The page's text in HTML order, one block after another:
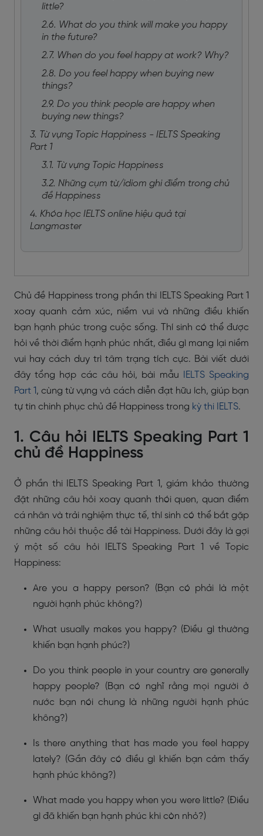
little?
2.6. What do you think will make you happy
in the future?
2.7. When do you feel happy at work? Why?
2.8. Do you feel happy when buying new
things?
2.9. Do you think people are happy when
buying new things?
3. Từ vựng Topic Happiness - IELTS Speaking
Part 1
3.1. Từ vựng Topic Happiness
3.2. Những cụm từ/idiom ghi điểm trong chủ
đề Happiness
4. Khóa học IELTS online hiệu quả tại
Langmaster
Chủ đề Happiness trong phần thi IELTS Speaking Part 1
xoay quanh cảm xúc, niềm vui và những điều khiến
bạn hạnh phúc trong cuộc sống. Thí sinh có thể được
hỏi về thời điểm hạnh phúc nhất, điều gì mang lại niềm
vui hay cách duy trì tâm trạng tích cực. Bài viết dưới
đây tổng hợp các câu hỏi, bài mẫu
IELTS Speaking
Part 1, cùng từ vựng và cách diễn đạt hữu ích, giúp bạn
tự tin chinh phục chủ đề Happiness trong kỳ thi IELTS.
1. Câu hỏi IELTS Speaking Part 1
chủ đề Happiness
Ở phần thi IELTS Speaking Part 1, giám khảo thường
đặt những câu hỏi xoay quanh thói quen, quan điểm
cá nhân và trải nghiệm thực tế, thí sinh có thể bắt gặp
những câu hỏi thuộc đề tài Happiness. Dưới đây là gợi
ý một số câu hỏi IELTS Speaking Part 1 về Topic
Happiness:
Are you a happy person? (Bạn có phải là một
người hạnh phúc không?)
What usually makes you happy? (Điều gì thường
khiến bạn hạnh phúc?)
Do you think people in your country are generally
happy people? (Bạn có nghĩ rằng mọi người ở
nước bạn nói chung là những người hạnh phúc
không?)
Is there anything that has made you feel happy
lately? (Gần đây có điều gì khiến bạn cảm thấy
hạnh phúc không?)
What made you happy when you were little? (Điều
gì đã khiến bạn hạnh phúc khi còn nhỏ?)